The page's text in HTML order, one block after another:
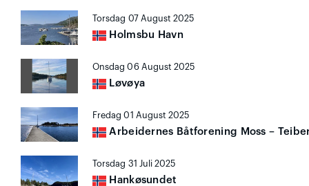
Torsdag 07 August 2025
Holmsbu Havn
Onsdag 06 August 2025
Løvøya
Fredag 01 August 2025
Arbeidernes Båtforening Moss –
Torsdag 31 Juli 2025
Hankøsundet